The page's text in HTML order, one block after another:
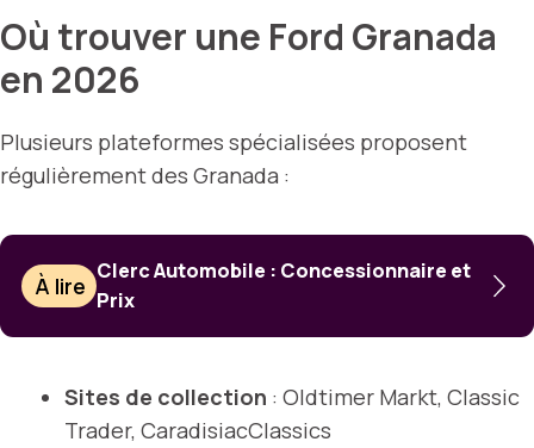
Où trouver une Ford Granada
en 2026
Plusieurs plateformes spécialisées proposent
régulièrement des Granada :
À lire
Clerc Automobile : Concessionnaire et
Prix
Sites de collection : Oldtimer Markt, Classic
Trader, CaradisiacClassics